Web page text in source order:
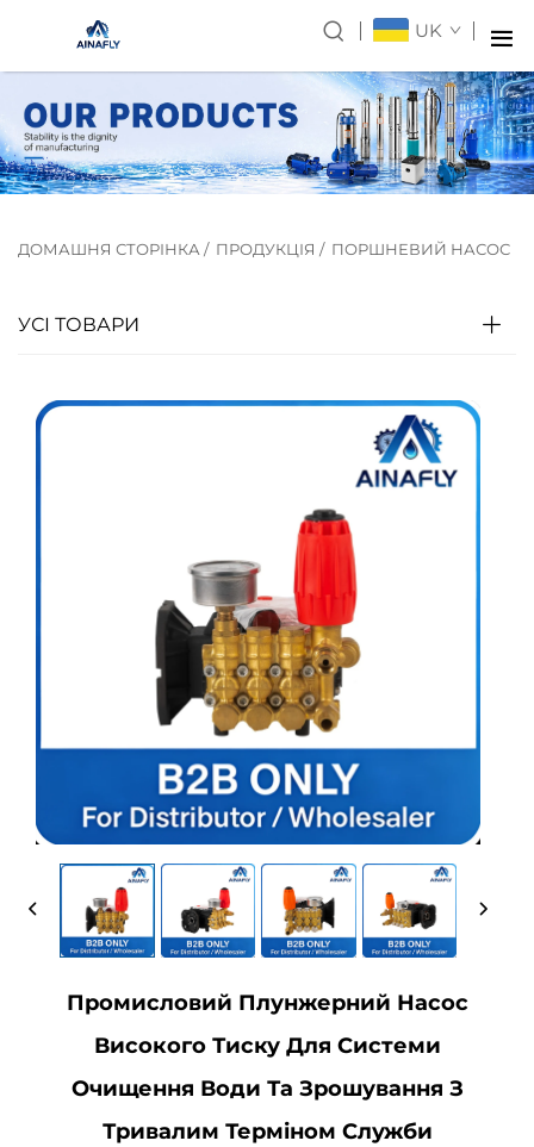
UK
ДОМАШНЯ СТОРІНКА / ПРОДУКЦІЯ / ПОРШНЕВИЙ НАСОС
УСІ ТОВАРИ
Промисловий Плунжерний Насос
Високого Тиску Для Системи
Очищення Води Та Зрошування З
Тривалим Терміном Служби